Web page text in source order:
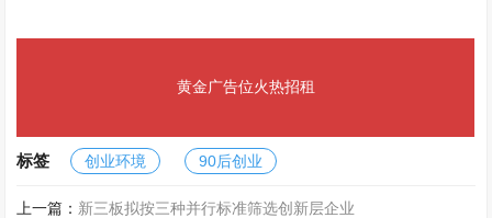
黄金广告位火热招租
标签 创业环境 90后创业
上一篇： 新三板拟按三种并行标准筛选创新层企业